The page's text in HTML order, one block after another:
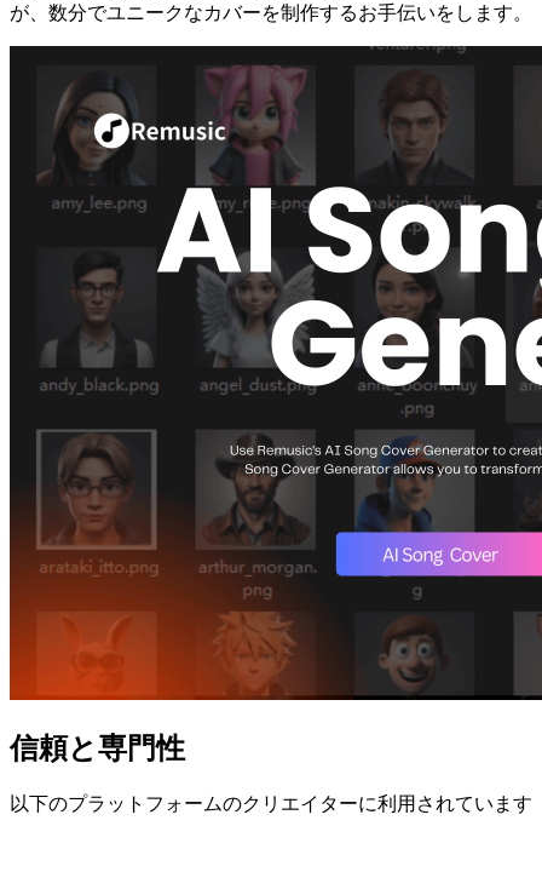
が、数分でユニークなカバーを制作するお手伝いをします。
信頼と専門性
以下のプラットフォームのクリエイターに利用されています